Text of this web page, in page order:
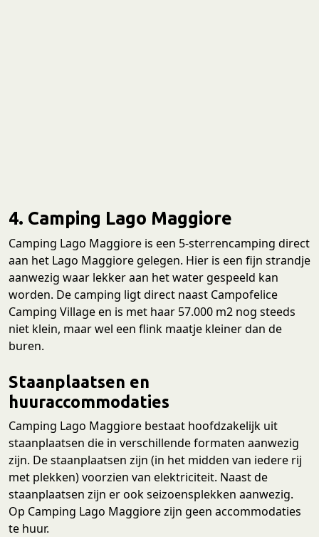
4. Camping Lago Maggiore
Camping Lago Maggiore is een 5-sterrencamping direct
aan het Lago Maggiore gelegen. Hier is een fijn strandje
aanwezig waar lekker aan het water gespeeld kan
worden. De camping ligt direct naast Campofelice
Camping Village en is met haar 57.000 m2 nog steeds
niet klein, maar wel een flink maatje kleiner dan de
buren.
Staanplaatsen en
huuraccommodaties
Camping Lago Maggiore bestaat hoofdzakelijk uit
staanplaatsen die in verschillende formaten aanwezig
zijn. De staanplaatsen zijn (in het midden van iedere rij
met plekken) voorzien van elektriciteit. Naast de
staanplaatsen zijn er ook seizoensplekken aanwezig.
Op Camping Lago Maggiore zijn geen accommodaties
te huur.